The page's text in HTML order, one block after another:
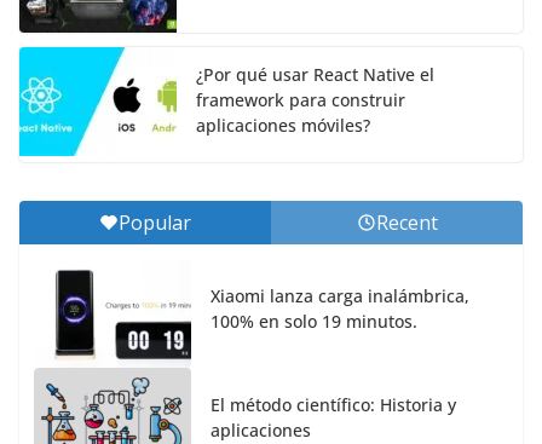
¿Por qué usar React Native el
framework para construir
aplicaciones móviles?
Popular Recent
Xiaomi lanza carga inalámbrica,
100% en solo 19 minutos.
El método científico: Historia y
aplicaciones